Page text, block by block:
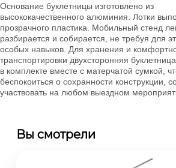
Основание буклетницы изготовлено из
высококачественного алюминия. Лотки
прозрачного пластика. Мобильный стенд
разбирается и собирается, не требуя для
особых навыков. Для хранения и
транспортировки двухсторонняя
в комплекте вместе с матерчатой сумкой,
беспокоиться о сохранности конструкции,
участвовать на любом выездном
Вы смотрели